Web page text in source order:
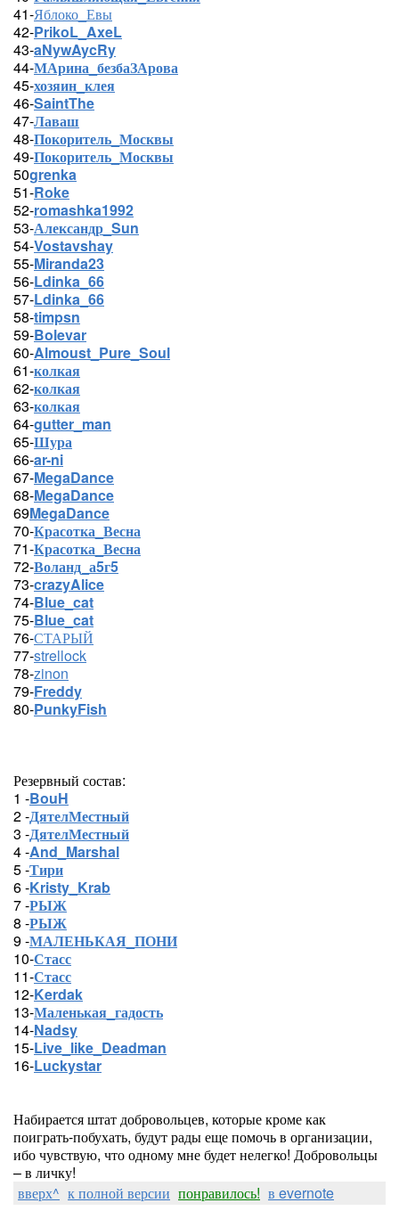
41-Яблоко_Евы
42-PrikoL_AxeL
43-aNywAycRy
44-МАрина_безбаЗАрова
45-хозяин_клея
46-SaintThe
47-Лаваш
48-Покоритель_Москвы
49-Покоритель_Москвы
50grenka
51-Roke
52-romashka1992
53-Александр_Sun
54-Vostavshay
55-Miranda23
56-Ldinka_66
57-Ldinka_66
58-timpsn
59-Bolevar
60-Almoust_Pure_Soul
61-колкая
62-колкая
63-колкая
64-gutter_man
65-Шура
66-ar-ni
67-MegaDance
68-MegaDance
69MegaDance
70-Красотка_Весна
71-Красотка_Весна
72-Воланд_а5г5
73-crazyAlice
74-Blue_cat
75-Blue_cat
76-СТАРЫЙ
77-strellock
78-zinon
79-Freddy
80-PunkyFish
Резервный состав:
1 -BouH
2 -ДятелМестный
3 -ДятелМестный
4 -And_Marshal
5 -Тири
6 -Kristy_Krab
7 -РЫЖ
8 -РЫЖ
9 -МАЛЕНЬКАЯ_ПОНИ
10-Стасс
11-Стасс
12-Kerdak
13-Маленькая_гадость
14-Nadsy
15-Live_like_Deadman
16-Luckystar
Набирается штат добровольцев, которые кроме как
поиграть-побухать, будут рады еще помочь в организации,
ибо чувствую, что одному мне будет нелегко! Добровольцы
– в личку!
вверх^ к полной версии понравилось! в evernote